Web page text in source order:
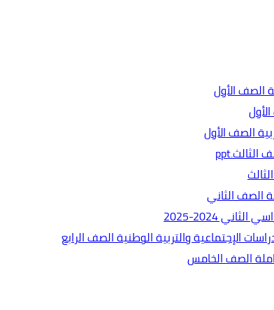
الصف الأول
الصف الثاني
2024-2025
الإجتماعية والتربية الوطنية الصف الرابع
الصف الخامس